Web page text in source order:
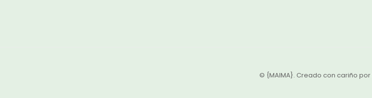
© {MAIMA}. Creado con cariño por